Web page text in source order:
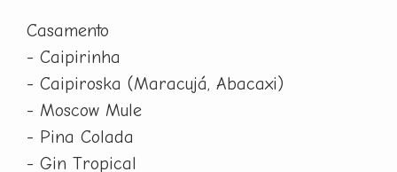
Casamento
- Caipirinha
- Caipiroska (Maracujá, Abacaxi)
- Moscow Mule
- Pina Colada
- Gin Tropical